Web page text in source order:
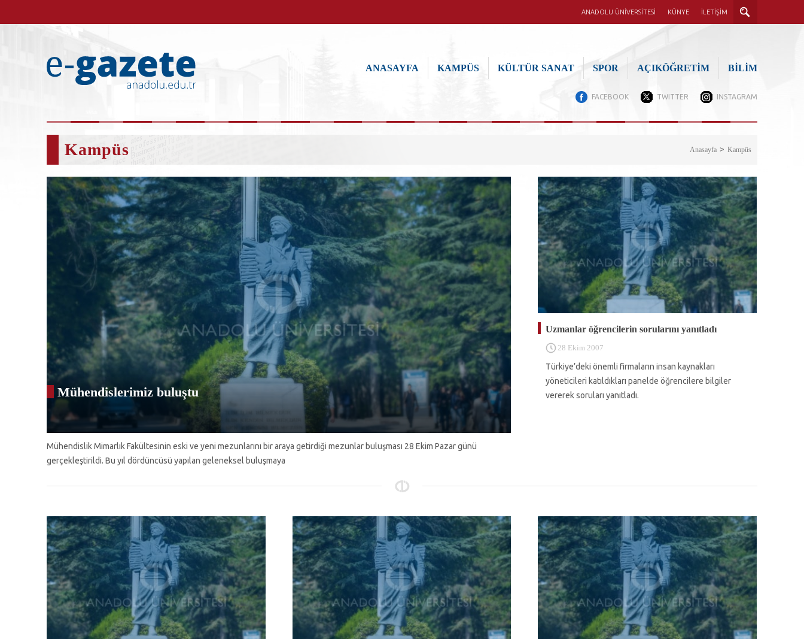
ANADOLU ÜNİVERSİTESİ KÜNYE İLETİŞİM
ANASAYFA KAMPÜS KÜLTÜR SANAT SPOR AÇIKÖĞRETİM BİLİM
FACEBOOK TWITTER INSTAGRAM
Kampüs Anasayfa Kampüs
Mühendislerimiz buluştu
Mühendislik Mimarlık Fakültesinin eski ve yeni mezunlarını bir araya getirdiği mezunlar buluşması 28 Ekim Pazar günü
gerçekleştirildi. Bu yıl dördüncüsü yapılan geleneksel buluşmaya
Uzmanlar öğrencilerin sorularını yanıtladı
28 Ekim 2007
Türkiye’deki önemli firmaların insan kaynakları
yöneticileri katıldıkları panelde öğrencilere bilgiler
vererek soruları yanıtladı.